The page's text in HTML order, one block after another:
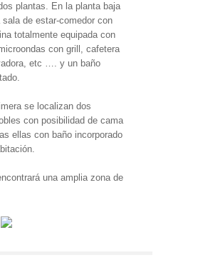
plantas. En la planta baja
sala de estar-comedor con
totalmente equipada con
con grill, cafetera
etc …. y un baño
se localizan dos
con posibilidad de cama
ellas con baño incorporado
una amplia zona de